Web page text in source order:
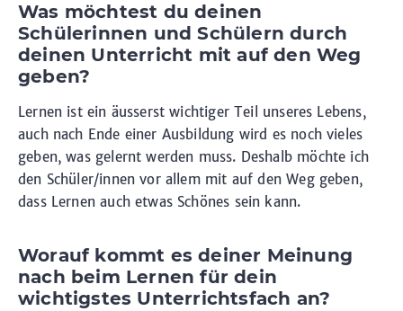
Was möchtest du deinen
Schülerinnen und Schülern durch
deinen Unterricht mit auf den Weg
geben?
Lernen ist ein äusserst wichtiger Teil unseres Lebens,
auch nach Ende einer Ausbildung wird es noch vieles
geben, was gelernt werden muss. Deshalb möchte ich
den Schüler/innen vor allem mit auf den Weg geben,
dass Lernen auch etwas Schönes sein kann.
Worauf kommt es deiner Meinung
nach beim Lernen für dein
wichtigstes Unterrichtsfach an?